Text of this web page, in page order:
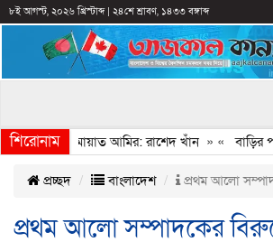
৮ই আগস্ট, ২০২৬ খ্রিস্টাব্দ| ২৪শে শ্রাবণ, ১৪৩৩ বঙ্গাব্দ
শিরোনাম
করেন জামায়াত আমির: রাশেদ খাঁন » « বাড়ির
প্রচ্ছদ বাংলাদেশ প্রথম আলো
প্রথম আলো সম্পাদকের